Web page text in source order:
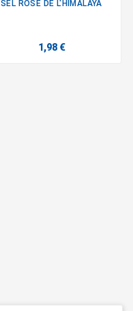
SEL ROSE DE L'HIMALAYA
1,98 €